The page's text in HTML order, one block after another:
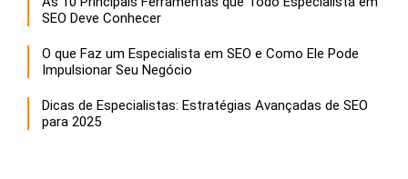
SEO Deve Conhecer
O que Faz um Especialista em SEO e Como Ele Pode
Impulsionar Seu Negócio
Dicas de Especialistas: Estratégias Avançadas de SEO
para 2025